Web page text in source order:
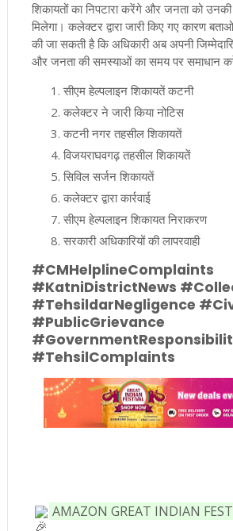
शिकायतों का निपटारा करेंगे और जनता को
मिलेगा। कलेक्टर द्वारा जारी किए गए कारण
की जा सकती है कि अधिकारी अब अपनी
और जनता की समस्याओं का समय पर समाधान
सीएम हेल्पलाइन शिकायतें कटनी
कलेक्टर ने जारी किया नोटिस
कटनी नगर तहसील शिकायतें
विजयराघवगढ़ तहसील शिकायतें
सिविल सर्जन शिकायतें
कलेक्टर द्वारा कार्रवाई
सीएम हेल्पलाइन शिकायत निराकरण
सरकारी अधिकारियों की लापरवाही
#CMHelplineComplaints
#KatniDistrictNews
#TehsildarNegligence
#PublicGrievance
#TehsilComplaints
AMAZON GREAT INDIAN